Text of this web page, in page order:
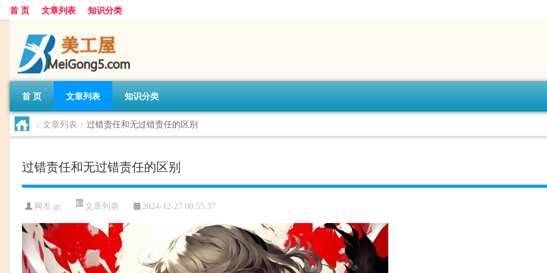
首 页 文章列表 知识分类
首 页 文章列表 知识分类
> 文章列表 > 过错责任和无过错责任的区别
过错责任和无过错责任的区别
网友:gc 文章列表 2024-12-27 00:55:37